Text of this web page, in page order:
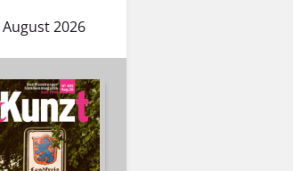
August 2026